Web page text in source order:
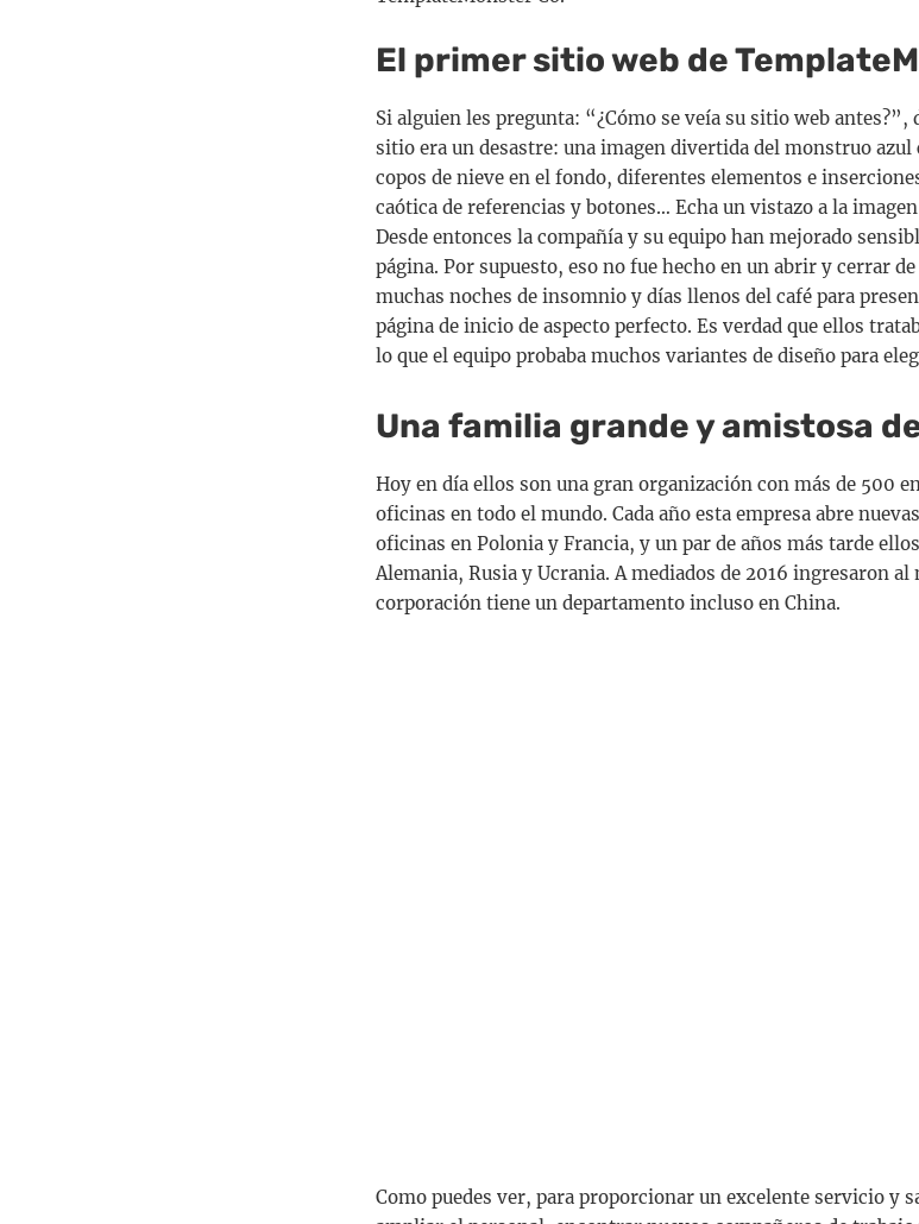
El primer sitio web de
Si alguien les pregunta: “¿Cómo se veía su sitio web
sitio era un desastre: una imagen divertida del monstruo
copos de nieve en el fondo, diferentes elementos e
caótica de referencias y botones… Echa un vistazo a la
Desde entonces la compañía y su equipo han mejorado
página. Por supuesto, eso no fue hecho en un abrir y cerrar
muchas noches de insomnio y días llenos del café para
página de inicio de aspecto perfecto. Es verdad que ellos
lo que el equipo probaba muchos variantes de diseño para
Una familia grande y amistosa de
Hoy en día ellos son una gran organización con más de 500
oficinas en todo el mundo. Cada año esta empresa abre
oficinas en Polonia y Francia, y un par de años más tarde
Alemania, Rusia y Ucrania. A mediados de 2016 ingresaron al
corporación tiene un departamento incluso en China.
Como puedes ver, para proporcionar un excelente servicio y